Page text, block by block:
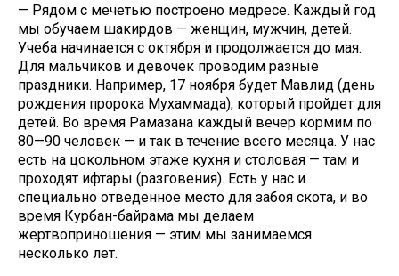
— Рядом с мечетью построено медресе. Каждый год
мы обучаем шакирдов — женщин, мужчин, детей.
Учеба начинается с октября и продолжается до мая.
Для мальчиков и девочек проводим разные
праздники. Например, 17 ноября будет Мавлид (день
рождения пророка Мухаммада), который пройдет для
детей. Во время Рамазана каждый вечер кормим по
80—90 человек — и так в течение всего месяца. У нас
есть на цокольном этаже кухня и столовая — там и
проходят ифтары (разговения). Есть у нас и
специально отведенное место для забоя скота, и во
время Курбан-байрама мы делаем
жертвоприношения — этим мы занимаемся
несколько лет.